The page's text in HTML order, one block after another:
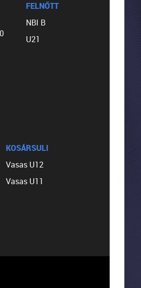
FELNŐTT
NBI B
U21
KOSÁRSULI
Vasas U12
Vasas U11